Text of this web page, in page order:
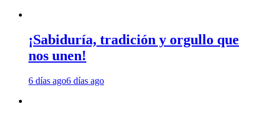
¡Sabiduría, tradición y orgullo que
nos unen!
6 días ago6 días ago